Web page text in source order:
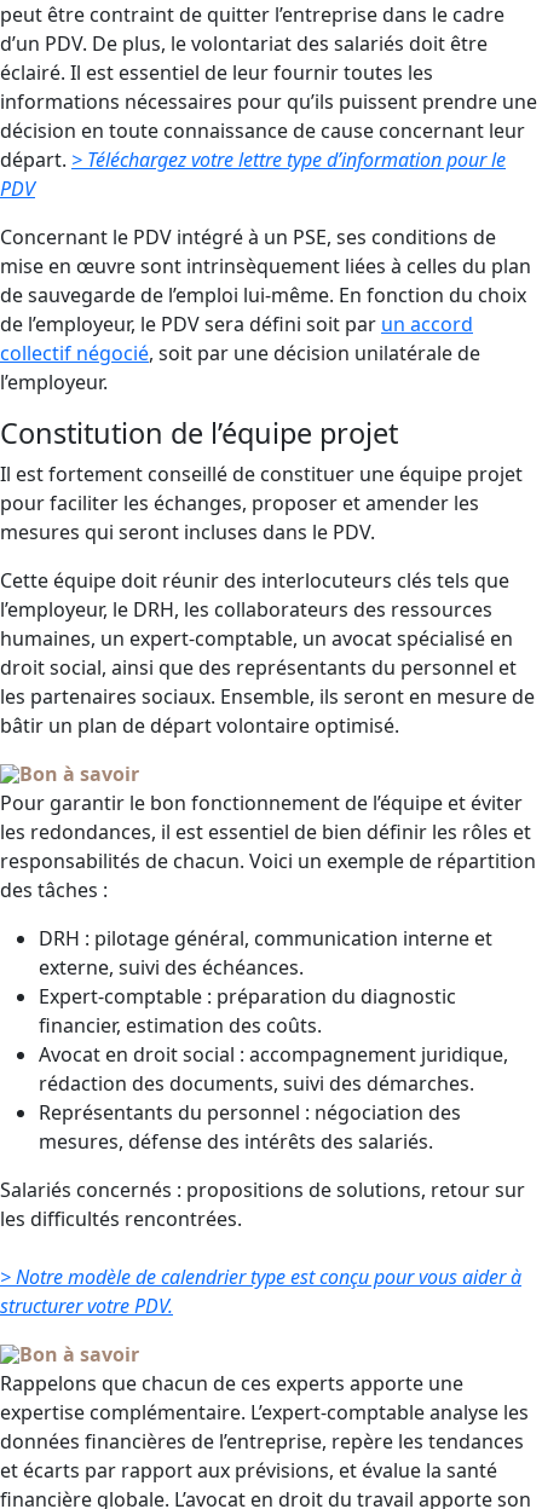
peut être contraint de quitter l’entreprise dans le cadre
d’un PDV. De plus, le volontariat des salariés doit être
éclairé. Il est essentiel de leur fournir toutes les
informations nécessaires pour qu’ils puissent prendre une
décision en toute connaissance de cause concernant leur
départ. > Téléchargez votre lettre type d’information pour le
PDV
Concernant le PDV intégré à un PSE, ses conditions de
mise en œuvre sont intrinsèquement liées à celles du plan
de sauvegarde de l’emploi lui-même. En fonction du choix
de l’employeur, le PDV sera défini soit par un accord
collectif négocié, soit par une décision unilatérale de
l’employeur.
Constitution de l’équipe projet
Il est fortement conseillé de constituer une équipe projet
pour faciliter les échanges, proposer et amender les
mesures qui seront incluses dans le PDV.
Cette équipe doit réunir des interlocuteurs clés tels que
l’employeur, le DRH, les collaborateurs des ressources
humaines, un expert-comptable, un avocat spécialisé en
droit social, ainsi que des représentants du personnel et
les partenaires sociaux. Ensemble, ils seront en mesure de
bâtir un plan de départ volontaire optimisé.
Bon à savoir
Pour garantir le bon fonctionnement de l’équipe et éviter
les redondances, il est essentiel de bien définir les rôles et
responsabilités de chacun. Voici un exemple de répartition
des tâches :
DRH : pilotage général, communication interne et
externe, suivi des échéances.
Expert-comptable : préparation du diagnostic
financier, estimation des coûts.
Avocat en droit social : accompagnement juridique,
rédaction des documents, suivi des démarches.
Représentants du personnel : négociation des
mesures, défense des intérêts des salariés.
Salariés concernés : propositions de solutions, retour sur
les difficultés rencontrées.
> Notre modèle de calendrier type est conçu pour vous aider à
structurer votre PDV.
Bon à savoir
Rappelons que chacun de ces experts apporte une
expertise complémentaire. L’expert-comptable analyse les
données financières de l’entreprise, repère les tendances
et écarts par rapport aux prévisions, et évalue la santé
financière globale. L’avocat en droit du travail apporte son